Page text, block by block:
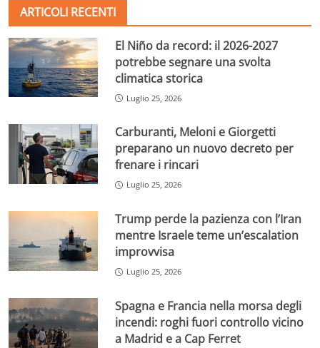
ARTICOLI RECENTI
El Niño da record: il 2026-2027
potrebbe segnare una svolta
climatica storica
Luglio 25, 2026
Carburanti, Meloni e Giorgetti
preparano un nuovo decreto per
frenare i rincari
Luglio 25, 2026
Trump perde la pazienza con l’Iran
mentre Israele teme un’escalation
improvvisa
Luglio 25, 2026
Spagna e Francia nella morsa degli
incendi: roghi fuori controllo vicino
a Madrid e a Cap Ferret